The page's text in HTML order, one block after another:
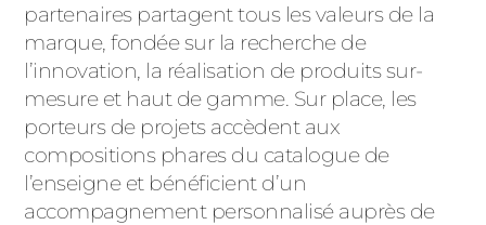
partenaires partagent tous les valeurs de la
marque, fondée sur la recherche de
l’innovation, la réalisation de produits sur-
mesure et haut de gamme. Sur place, les
porteurs de projets accèdent aux
compositions phares du catalogue de
l’enseigne et bénéficient d’un
accompagnement personnalisé auprès de